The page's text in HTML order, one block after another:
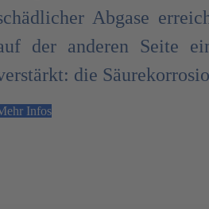
Abgase
der anderen Seite
die
Infos